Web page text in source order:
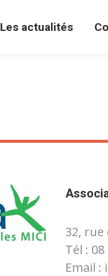
Les actualités
32, rue
Tél : 08
Email :